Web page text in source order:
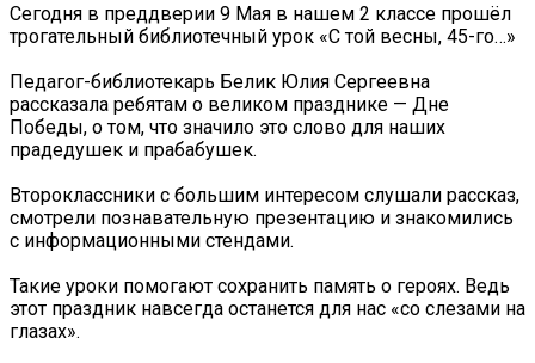
Сегодня в преддверии 9 Мая в нашем 2 классе прошёл
трогательный библиотечный урок «С той весны, 45-го…»
Педагог-библиотекарь Белик Юлия Сергеевна
рассказала ребятам о великом празднике — Дне
Победы, о том, что значило это слово для наших
прадедушек и прабабушек. ️
Второклассники с большим интересом слушали рассказ,
смотрели познавательную презентацию и знакомились
с информационными стендами.
Такие уроки помогают сохранить память о героях. Ведь
этот праздник навсегда останется для нас «со слезами на
глазах». ️